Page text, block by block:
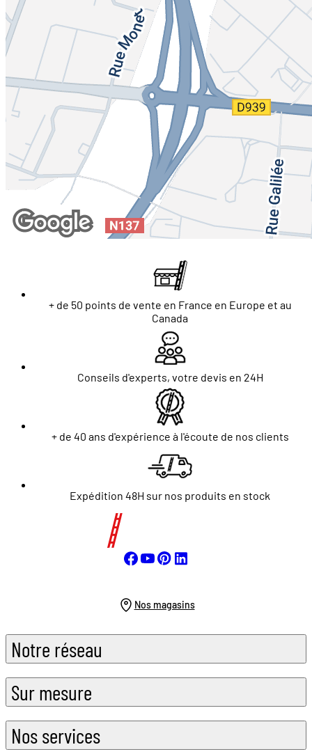
+ de 50 points de vente en France en Europe et au
Canada
Conseils d'experts, votre devis en 24H
+ de 40 ans d'expérience à l'écoute de nos clients
Expédition 48H sur nos produits en stock
Nos magasins
Notre réseau
Sur mesure
Nos services